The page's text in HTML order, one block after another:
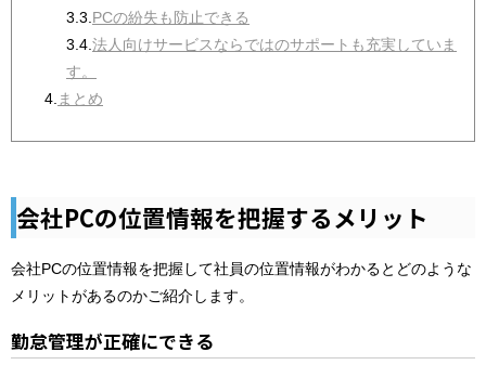
3.3. PCの紛失も防止できる
3.4. 法人向けサービスならではのサポートも充実していま
す。
4. まとめ
会社PCの位置情報を把握するメリット
会社PCの位置情報を把握して社員の位置情報がわかるとどのような
メリットがあるのかご紹介します。
勤怠管理が正確にできる